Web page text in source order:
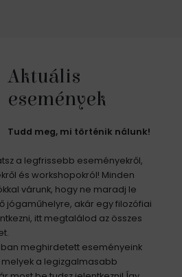
Aktuális
események
Tudd meg, mi történik nálunk!
a legfrissebb eseményekről,
és workshopokról! Minden
várunk, hogy ne maradj le
jógaműhelyre, akár egy filozófiai
itt megtalálod az összes
meghirdetett eseményeink
a legizgalmasabb